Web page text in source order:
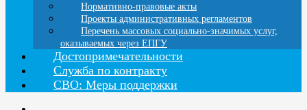
Нормативно-правовые акты
Проекты административных регламентов
Перечень массовых социально-значимых услуг,
оказываемых через ЕПГУ
Достопримечательности
Служба по контракту
СВО: Меры поддержки